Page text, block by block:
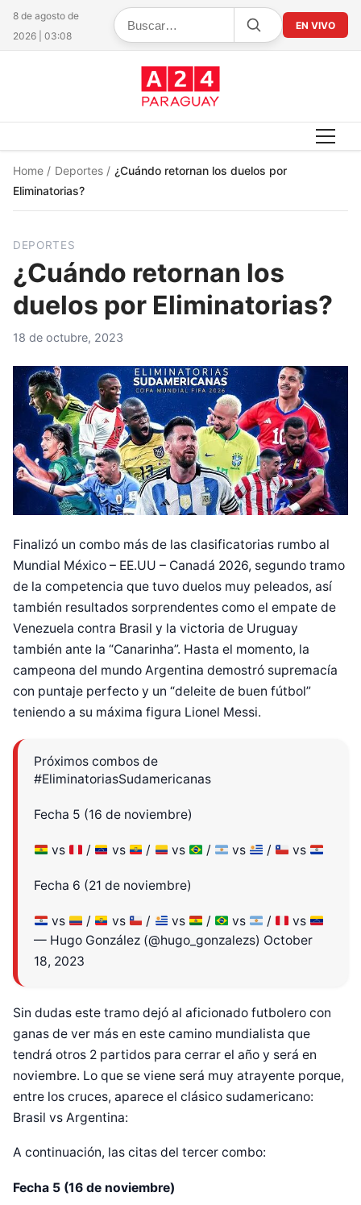
8 de agosto de
2026 | 03:08
EN VIVO
Home / Deportes / ¿Cuándo retornan los duelos por
Eliminatorias?
DEPORTES
¿Cuándo retornan los
duelos por Eliminatorias?
18 de octubre, 2023
Finalizó un combo más de las clasificatorias rumbo al
Mundial México – EE.UU – Canadá 2026, segundo tramo
de la competencia que tuvo duelos muy peleados, así
también resultados sorprendentes como el empate de
Venezuela contra Brasil y la victoria de Uruguay
también ante la “Canarinha”. Hasta el momento, la
campeona del mundo Argentina demostró supremacía
con puntaje perfecto y un “deleite de buen fútbol”
teniendo a su máxima figura Lionel Messi.
Próximos combos de
#EliminatoriasSudamericanas
Fecha 5 (16 de noviembre)
vs / vs / vs / vs / vs
Fecha 6 (21 de noviembre)
vs / vs / vs / vs /
vs
— Hugo González (@hugo_gonzalezs) October
18, 2023
Sin dudas este tramo dejó al aficionado futbolero con
ganas de ver más en este camino mundialista que
tendrá otros 2 partidos para cerrar el año y será en
noviembre. Lo que se viene será muy atrayente porque,
entre los cruces, aparece el clásico sudamericano:
Brasil vs Argentina:
A continuación, las citas del tercer combo:
Fecha 5 (16 de noviembre)